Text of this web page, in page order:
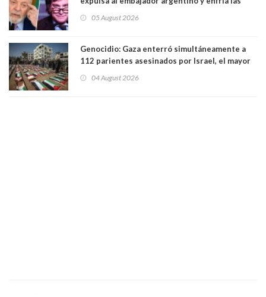
trasandino
05 August 2026
Genocidio: Gaza enterró simultáneamente a
112 parientes asesinados por Israel, el mayor
muertos figuran 44 niños y nueve ancianos
04 August 2026